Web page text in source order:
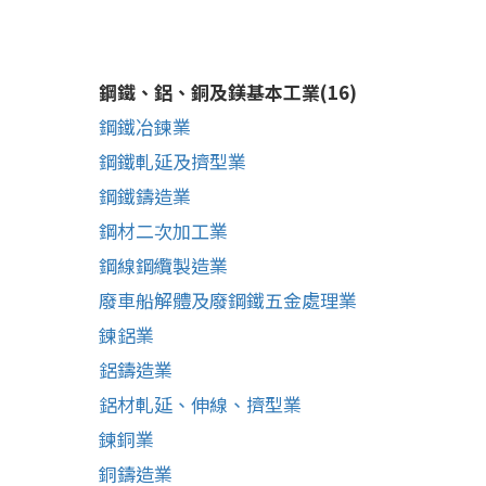
鋼鐵、鋁、銅及鎂基本工業(16)
鋼鐵冶鍊業
鋼鐵軋延及擠型業
鋼鐵鑄造業
鋼材二次加工業
鋼線鋼纜製造業
廢車船解體及廢鋼鐵五金處理業
鍊鋁業
鋁鑄造業
鋁材軋延、伸線、擠型業
鍊銅業
銅鑄造業